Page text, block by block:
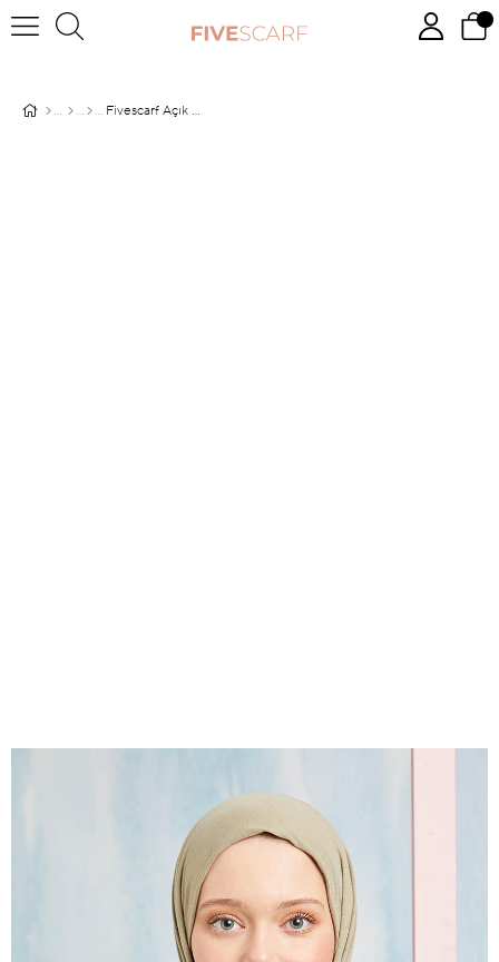
Fivescarf Açık Yeşil Five Penye Şal